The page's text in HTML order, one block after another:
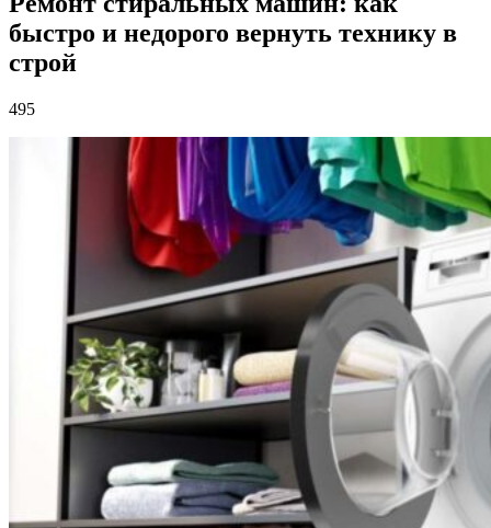
быстро и недорого вернуть технику в
строй
495